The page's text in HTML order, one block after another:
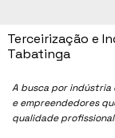
A busca por indústria
e empreendedores
qualidade
Terceirização e
Tabatinga